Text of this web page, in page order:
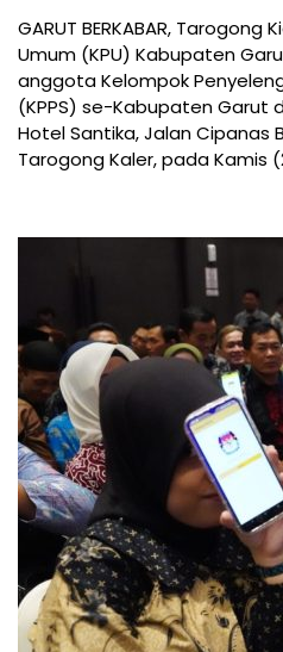
GARUT BERKABAR, Tarogong
Umum (KPU) Kabupaten
anggota Kelompok
(KPPS) se-Kabupaten Garut
Hotel Santika, Jalan Cipanas
Tarogong Kaler, pada Kamis